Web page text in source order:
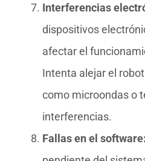
Interferencias
dispositivos
afectar el
Intenta alejar el
como microondas o
interferencias.
Fallas en el software: